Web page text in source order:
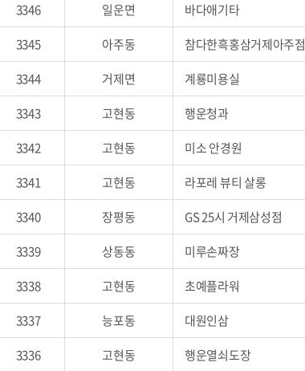
3346
일운면 바다애기타
3345
아주동 참다한흑홍삼거제아주점
3344
거제면 계룡미용실
3343
고현동 행운청과
3342
고현동 미소 안경원
3341
고현동 라포레 뷰티 살롱
3340
장평동 GS 25시 거제삼성점
3339
상동동 미루손짜장
3338
고현동 초예플라워
3337
능포동 대원인삼
3336
고현동 행운열쇠도장